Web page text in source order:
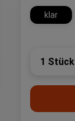
klar